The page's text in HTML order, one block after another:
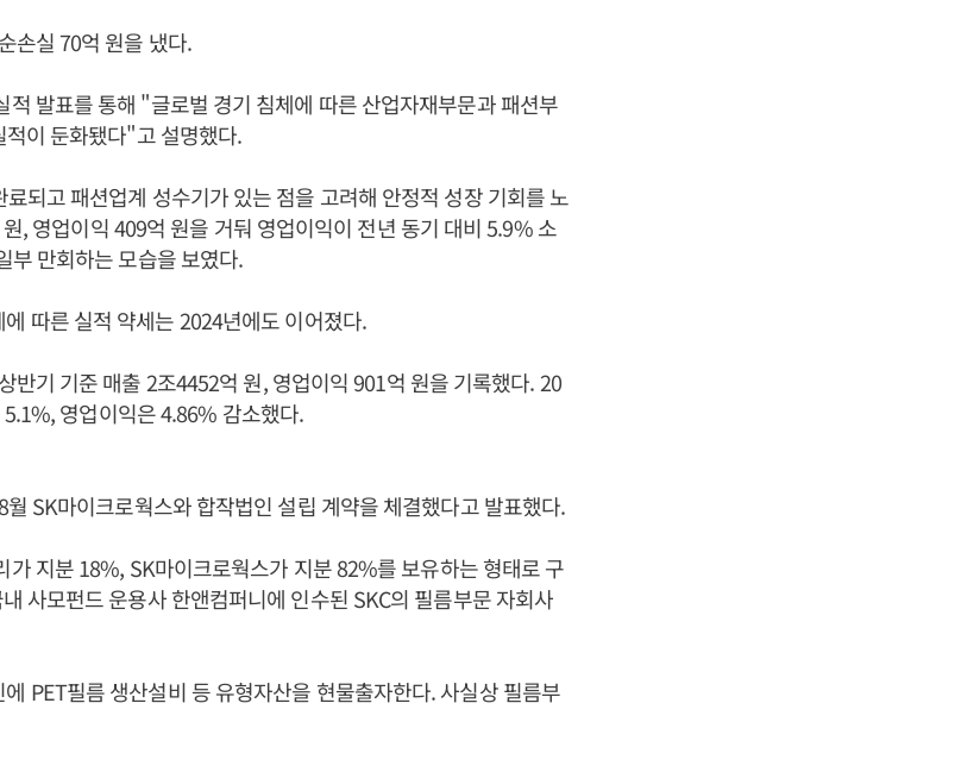
손실 70억 원을 냈다.
적 발표를 통해 "글로벌 경기 침체에 따른 산업자재부문과 패션부
이 둔화됐다"고 설명했다.
되고 패션업계 성수기가 있는 점을 고려해 안정적 성장 기회를 노
, 영업이익 409억 원을 거둬 영업이익이 전년 동기 대비 5.9% 소
부 만회하는 모습을 보였다.
따른 실적 약세는 2024년에도 이어졌다.
반기 기준 매출 2조4452억 원, 영업이익 901억 원을 기록했다. 20
영업이익은 4.86% 감소했다.
SK마이크로웍스와 합작법인 설립 계약을 체결했다고 발표했다.
가 지분 18%, SK마이크로웍스가 지분 82%를 보유하는 형태로 구
사모펀드 운용사 한앤컴퍼니에 인수된 SKC의 필름부문 자회사
PET필름 생산설비 등 유형자산을 현물출자한다. 사실상 필름부